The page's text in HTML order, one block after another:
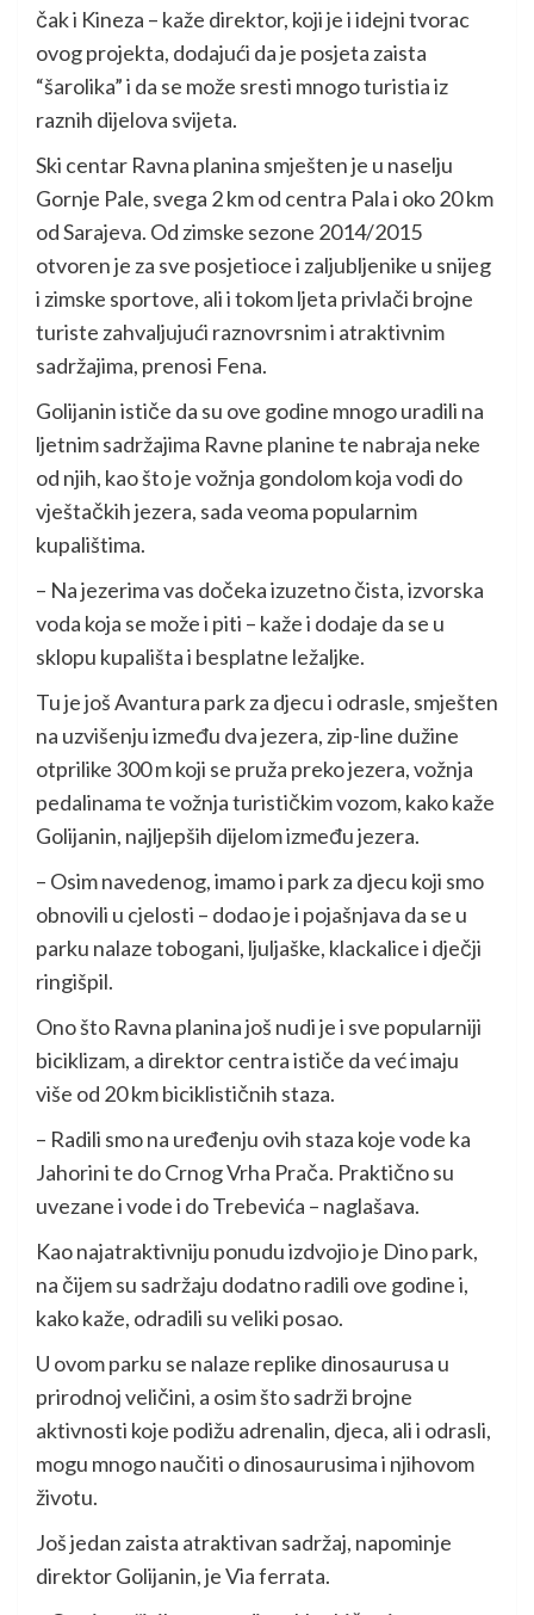
čak i Kineza – kaže direktor, koji je i idejni tvorac
ovog projekta, dodajući da je posjeta zaista
“šarolika” i da se može sresti mnogo turistia iz
raznih dijelova svijeta.
Ski centar Ravna planina smješten je u naselju
Gornje Pale, svega 2 km od centra Pala i oko 20 km
od Sarajeva. Od zimske sezone 2014/2015
otvoren je za sve posjetioce i zaljubljenike u snijeg
i zimske sportove, ali i tokom ljeta privlači brojne
turiste zahvaljujući raznovrsnim i atraktivnim
sadržajima, prenosi Fena.
Golijanin ističe da su ove godine mnogo uradili na
ljetnim sadržajima Ravne planine te nabraja neke
od njih, kao što je vožnja gondolom koja vodi do
vještačkih jezera, sada veoma popularnim
kupalištima.
– Na jezerima vas dočeka izuzetno čista, izvorska
voda koja se može i piti – kaže i dodaje da se u
sklopu kupališta i besplatne ležaljke.
Tu je još Avantura park za djecu i odrasle, smješten
na uzvišenju između dva jezera, zip-line dužine
otprilike 300 m koji se pruža preko jezera, vožnja
pedalinama te vožnja turističkim vozom, kako kaže
Golijanin, najljepših dijelom između jezera.
– Osim navedenog, imamo i park za djecu koji smo
obnovili u cjelosti – dodao je i pojašnjava da se u
parku nalaze tobogani, ljuljaške, klackalice i dječji
ringišpil.
Ono što Ravna planina još nudi je i sve popularniji
biciklizam, a direktor centra ističe da već imaju
više od 20 km biciklističnih staza.
– Radili smo na uređenju ovih staza koje vode ka
Jahorini te do Crnog Vrha Prača. Praktično su
uvezane i vode i do Trebevića – naglašava.
Kao najatraktivniju ponudu izdvojio je Dino park,
na čijem su sadržaju dodatno radili ove godine i,
kako kaže, odradili su veliki posao.
U ovom parku se nalaze replike dinosaurusa u
prirodnoj veličini, a osim što sadrži brojne
aktivnosti koje podižu adrenalin, djeca, ali i odrasli,
mogu mnogo naučiti o dinosaurusima i njihovom
životu.
Još jedan zaista atraktivan sadržaj, napominje
direktor Golijanin, je Via ferrata.